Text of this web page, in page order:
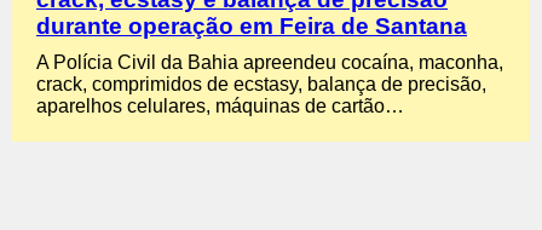
durante operação em Feira de Santana
A Polícia Civil da Bahia apreendeu cocaína, maconha,
crack, comprimidos de ecstasy, balança de precisão,
aparelhos celulares, máquinas de cartão…